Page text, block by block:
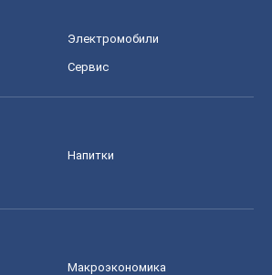
Электромобили
Сервис
Напитки
Mакроэкономика